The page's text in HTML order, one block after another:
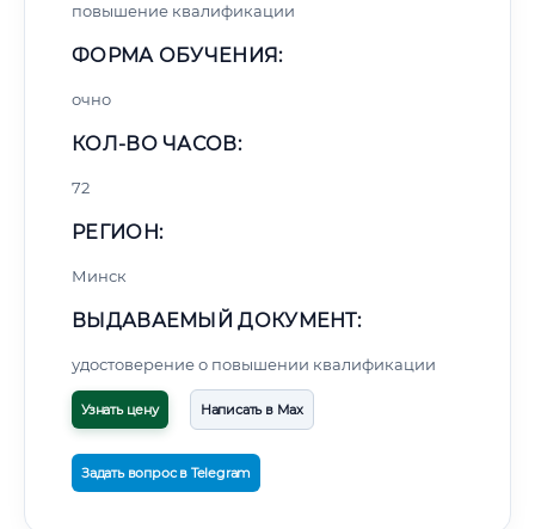
повышение квалификации
ФОРМА ОБУЧЕНИЯ:
очно
КОЛ-ВО ЧАСОВ:
72
РЕГИОН:
Минск
ВЫДАВАЕМЫЙ ДОКУМЕНТ:
удостоверение о повышении квалификации
Узнать цену Написать в Max
Задать вопрос в Telegram